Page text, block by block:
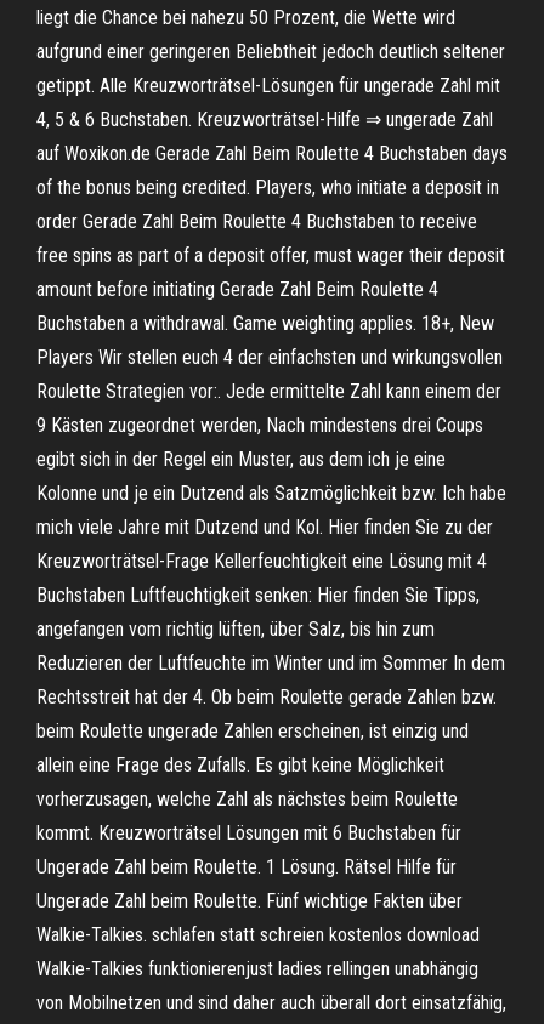
liegt die Chance bei nahezu 50 Prozent, die Wette wird
aufgrund einer geringeren Beliebtheit jedoch deutlich seltener
getippt. Alle Kreuzworträtsel-Lösungen für ungerade Zahl mit
4, 5 & 6 Buchstaben. Kreuzworträtsel-Hilfe ⇒ ungerade Zahl
auf Woxikon.de Gerade Zahl Beim Roulette 4 Buchstaben days
of the bonus being credited. Players, who initiate a deposit in
order Gerade Zahl Beim Roulette 4 Buchstaben to receive
free spins as part of a deposit offer, must wager their deposit
amount before initiating Gerade Zahl Beim Roulette 4
Buchstaben a withdrawal. Game weighting applies. 18+, New
Players Wir stellen euch 4 der einfachsten und wirkungsvollen
Roulette Strategien vor:. Jede ermittelte Zahl kann einem der
9 Kästen zugeordnet werden, Nach mindestens drei Coups
egibt sich in der Regel ein Muster, aus dem ich je eine
Kolonne und je ein Dutzend als Satzmöglichkeit bzw. Ich habe
mich viele Jahre mit Dutzend und Kol. Hier finden Sie zu der
Kreuzworträtsel-Frage Kellerfeuchtigkeit eine Lösung mit 4
Buchstaben Luftfeuchtigkeit senken: Hier finden Sie Tipps,
angefangen vom richtig lüften, über Salz, bis hin zum
Reduzieren der Luftfeuchte im Winter und im Sommer In dem
Rechtsstreit hat der 4. Ob beim Roulette gerade Zahlen bzw.
beim Roulette ungerade Zahlen erscheinen, ist einzig und
allein eine Frage des Zufalls. Es gibt keine Möglichkeit
vorherzusagen, welche Zahl als nächstes beim Roulette
kommt. Kreuzworträtsel Lösungen mit 6 Buchstaben für
Ungerade Zahl beim Roulette. 1 Lösung. Rätsel Hilfe für
Ungerade Zahl beim Roulette. Fünf wichtige Fakten über
Walkie-Talkies. schlafen statt schreien kostenlos download
Walkie-Talkies funktionierenjust ladies rellingen unabhängig
von Mobilnetzen und sind daher auch überall dort einsatzfähig,